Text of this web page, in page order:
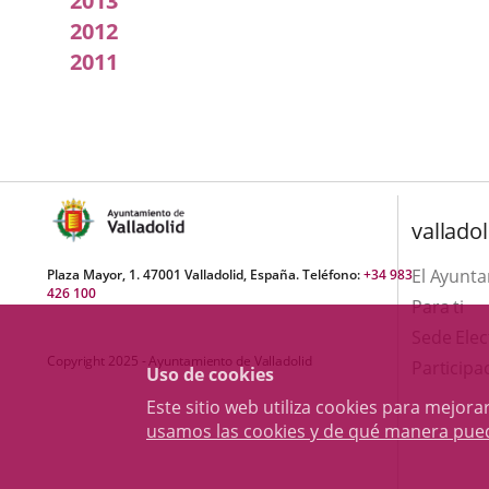
Uso de cookies
Este sitio web utiliza cookies para
usamos las cookies y de qué manera
2012
2011
Plaza Mayor, 1. 47001 Valladolid, España. Teléfono:+34 983
426 100
Copyright 2025 - Ayuntamiento de Valladolid
El
Para ti